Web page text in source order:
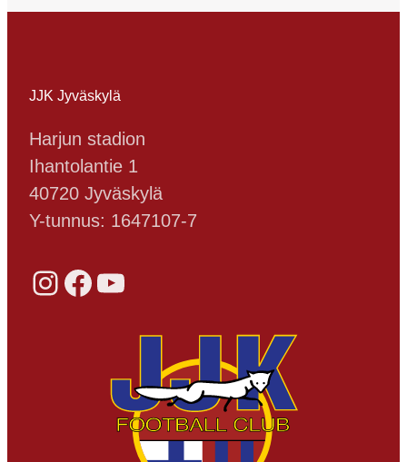
JJK Jyväskylä
Harjun stadion
Ihantolantie 1
40720 Jyväskylä
Y-tunnus: 1647107-7
Instagram Facebook YouTube